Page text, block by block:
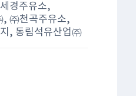
경주유소,
, ㈜천곡주유소,
, 동림석유산업㈜